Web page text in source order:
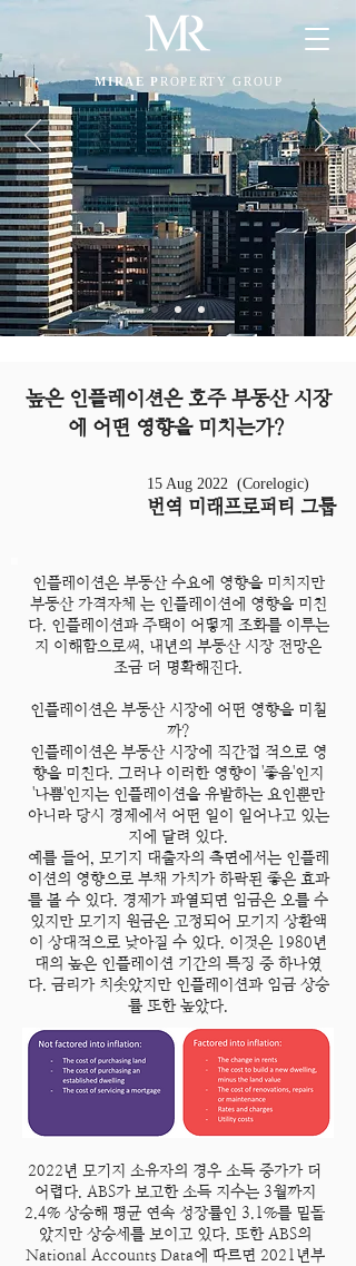
MIRAE P ROPERTY GROUP
높은 인플레이션은 호주 부동산 시장
에 어떤 영향을 미치는가?
15 Aug 2022 (Corelogic)
번역 미래프로퍼티 그룹
인플레이션은 부동산 수요에 영향을 미치지만
부동산 가격자체 는 인플레이션에 영향을 미친
다. 인플레이션과 주택이 어떻게 조화를 이루는
지 이해함으로써, 내년의 부동산 시장 전망은
조금 더 명확해진다.
인플레이션은 부동산 시장에 어떤 영향을 미칠
까?
인플레이션은 부동산 시장에 직간접 적으로 영
향을 미친다. 그러나 이러한 영향이 '좋음'인지
'나쁨'인지는 인플레이션을 유발하는 요인뿐만
아니라 당시 경제에서 어떤 일이 일어나고 있는
지에 달려 있다.
예를 들어, 모기지 대출자의 측면에서는 인플레
이션의 영향으로 부채 가치가 하락된 좋은 효과
를 볼 수 있다. 경제가 과열되면 임금은 오를 수
있지만 모기지 원금은 고정되어 모기지 상환액
이 상대적으로 낮아질 수 있다. 이것은 1980년
대의 높은 인플레이션 기간의 특징 중 하나였
다. 금리가 치솟았지만 인플레이션과 임금 상승
률 또한 높았다.
2022년 모기지 소유자의 경우 소득 증가가 더
어렵다. ABS가 보고한 소득 지수는 3월까지
2.4% 상승해 평균 연속 성장률인 3.1%를 밑돌
았지만 상승세를 보이고 있다. 또한 ABS의
National Accounts Data에 따르면 2021년부